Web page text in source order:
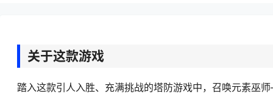
关于这款游戏
踏入这款引人入胜、充满挑战的塔防游戏中，召唤元素巫